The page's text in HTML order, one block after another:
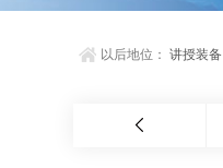
以后地位：讲授装备